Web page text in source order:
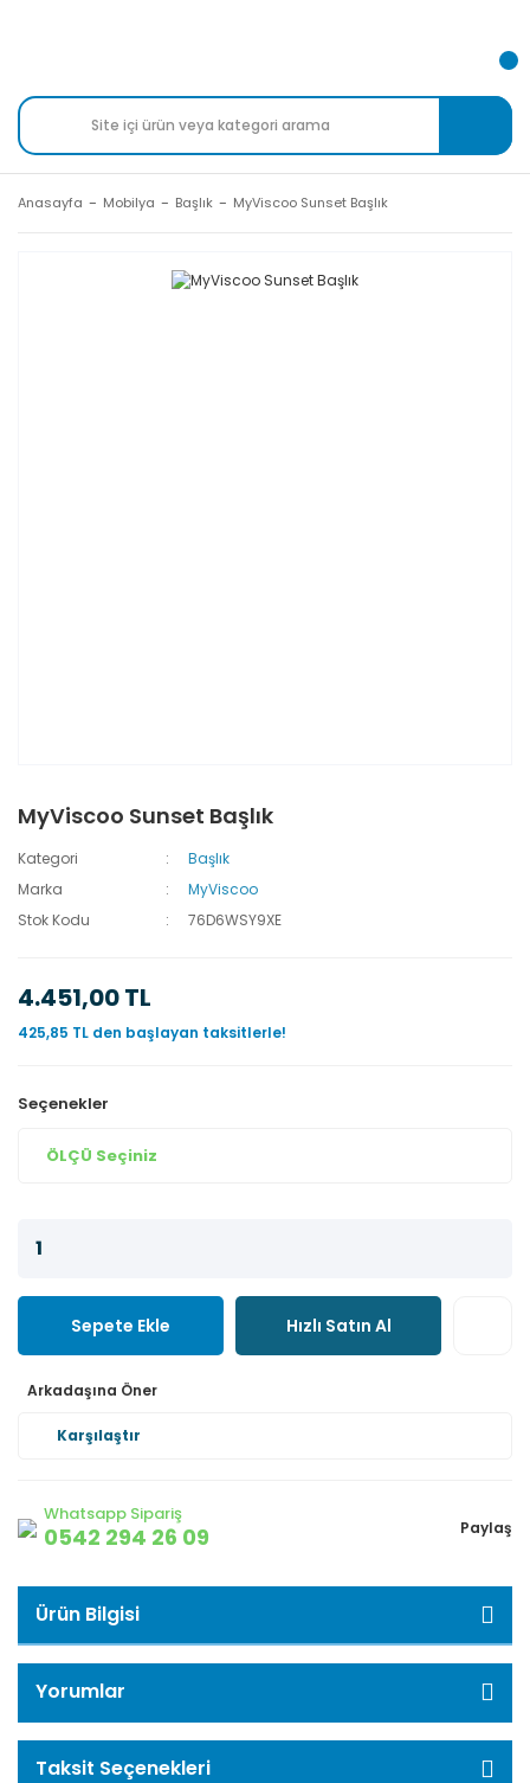
Anasayfa Mobilya Başlık MyViscoo Sunset Başlık
MyViscoo Sunset Başlık
Kategori
Başlık
Marka
MyViscoo
Stok Kodu
76D6WSY9XE
4.451,00 TL
425,85 TL den başlayan taksitlerle!
Seçenekler
Sepete Ekle Hızlı Satın Al
Arkadaşına Öner
Karşılaştır
Whatsapp Sipariş
0542 294 26 09 Paylaş
Ürün Bilgisi
Yorumlar
Taksit Seçenekleri